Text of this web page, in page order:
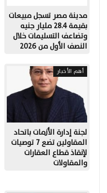
مدينة مصر تسجل مبيعات
بقيمة 28.4 مليار جنيه
وتضاعف التسليمات خلال
النصف الأول من 2026
أهم الأخبار
لجنة إدارة الأزمات باتحاد
المقاولين تضع 7 توصيات
لإنقاذ قطاع العقارات
والمقاولات